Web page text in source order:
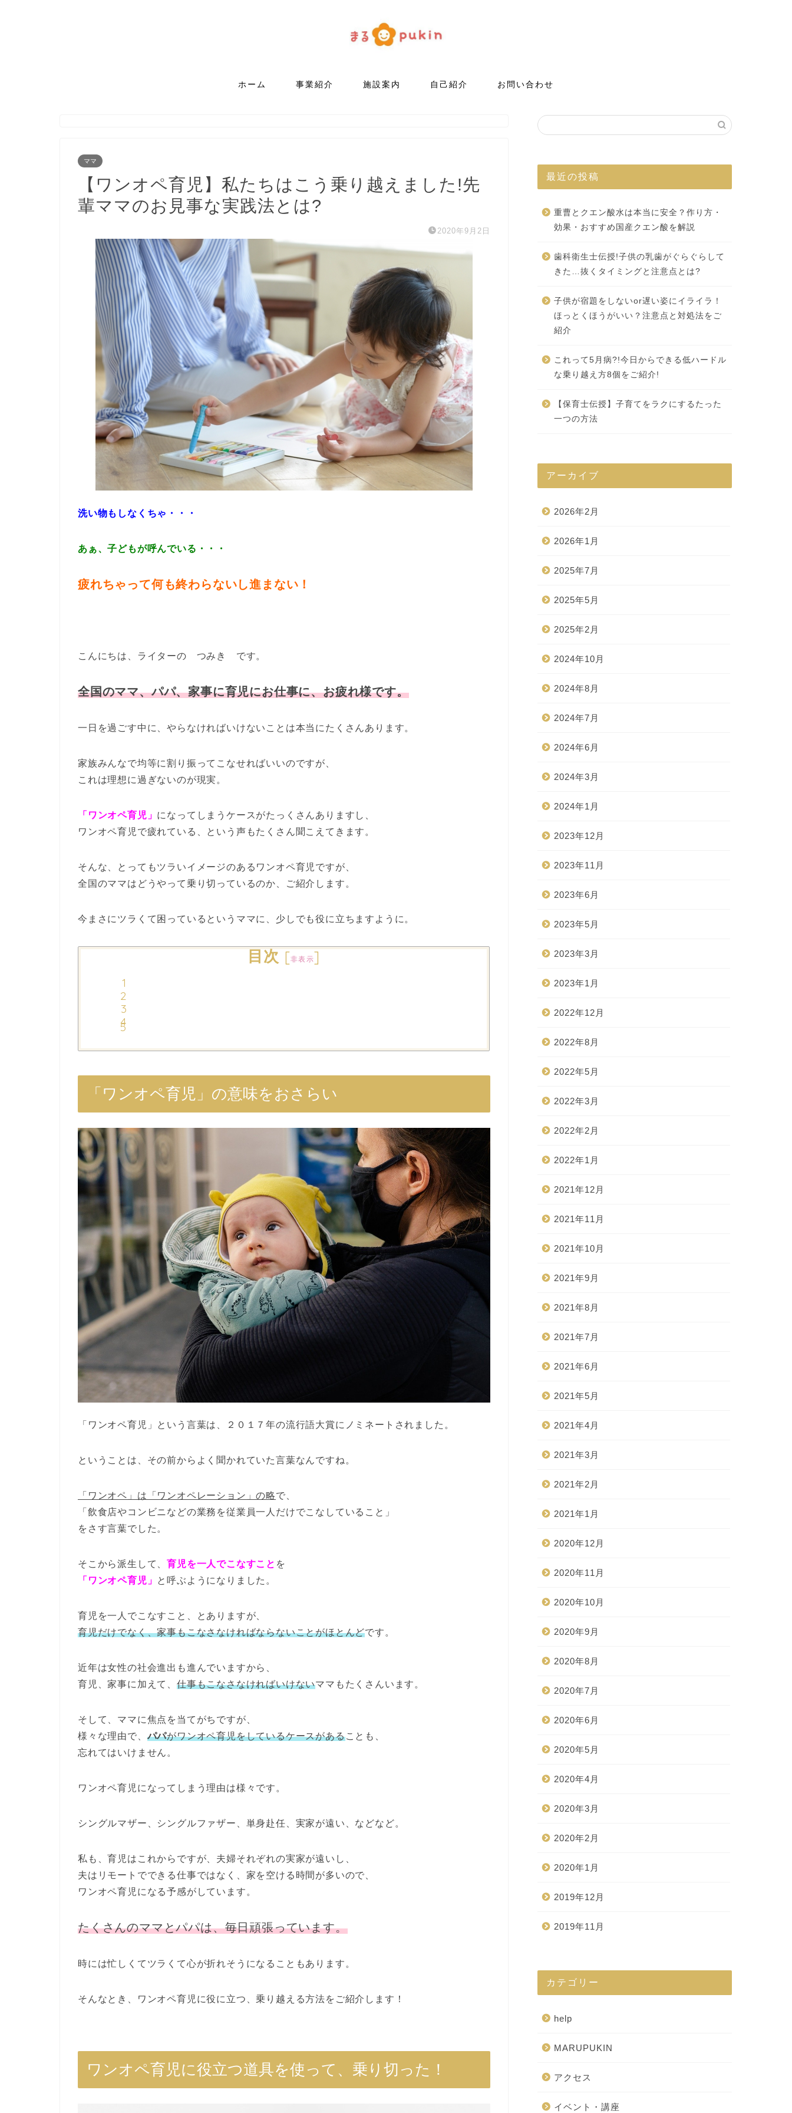
ホーム 事業紹介 施設案内 自己紹介 お問い合わせ
ママ
【ワンオペ育児】私たちはこう乗り越えました!先
輩ママのお見事な実践法とは?
2020年9月2日
洗い物もしなくちゃ・・・
あぁ、子どもが呼んでいる・・・
疲れちゃって何も終わらないし進まない！
こんにちは、ライターの つみき です。
全国のママ、パパ、家事に育児にお仕事に、お疲れ様です。
一日を過ごす中に、やらなければいけないことは本当にたくさんあります。
家族みんなで均等に割り振ってこなせればいいのですが、
これは理想に過ぎないのが現実。
「ワンオペ育児」 になってしまうケースがたっくさんありますし、
ワンオペ育児で疲れている、という声もたくさん聞こえてきます。
そんな、とってもツラいイメージのあるワンオペ育児ですが、
全国のママはどうやって乗り切っているのか、ご紹介します。
今まさにツラくて困っているというママに、少しでも役に立ちますように。
目次 [非表示]
「ワンオペ育児」の意味をおさらい
「ワンオペ育児」という言葉は、２０１７年の流行語大賞にノミネートされました。
ということは、その前からよく聞かれていた言葉なんですね。
「ワンオペ」は「ワンオペレーション」の略で、
「飲食店やコンビニなどの業務を従業員一人だけでこなしていること」
をさす言葉でした。
そこから派生して、育児を一人でこなすこと を
「ワンオペ育児」 と呼ぶようになりました。
育児を一人でこなすこと、とありますが、
育児だけでなく、家事もこなさなければならないことがほとんどです。
近年は女性の社会進出も進んでいますから、
育児、家事に加えて、 仕事もこなさなければいけないママもたくさんいます。
そして、ママに焦点を当てがちですが、
様々な理由で、 パパがワンオペ育児をしているケースがあることも、
忘れてはいけません。
ワンオペ育児になってしまう理由は様々です。
シングルマザー、シングルファザー、単身赴任、実家が遠い、などなど。
私も、育児はこれからですが、夫婦それぞれの実家が遠いし、
夫はリモートでできる仕事ではなく、家を空ける時間が多いので、
ワンオペ育児になる予感がしています。
たくさんのママとパパは、毎日頑張っています。
時には忙しくてツラくて心が折れそうになることもあります。
そんなとき、ワンオペ育児に役に立つ、乗り越える方法をご紹介します！
ワンオペ育児に役立つ道具を使って、乗り切った！
最近の投稿
重曹とクエン酸水は本当に安全？作り方・
効果・おすすめ国産クエン酸を解説
歯科衛生士伝授!子供の乳歯がぐらぐらして
きた…抜くタイミングと注意点とは?
子供が宿題をしないor遅い姿にイライラ！
ほっとくほうがいい？注意点と対処法をご
紹介
これって5月病?!今日からできる低ハードル
な乗り越え方8個をご紹介!
【保育士伝授】子育てをラクにするたった
一つの方法
アーカイブ
2026年2月
2026年1月
2025年7月
2025年5月
2025年2月
2024年10月
2024年8月
2024年7月
2024年6月
2024年3月
2024年1月
2023年12月
2023年11月
2023年6月
2023年5月
2023年3月
2023年1月
2022年12月
2022年8月
2022年5月
2022年3月
2022年2月
2022年1月
2021年12月
2021年11月
2021年10月
2021年9月
2021年8月
2021年7月
2021年6月
2021年5月
2021年4月
2021年3月
2021年2月
2021年1月
2020年12月
2020年11月
2020年10月
2020年9月
2020年8月
2020年7月
2020年6月
2020年5月
2020年4月
2020年3月
2020年2月
2020年1月
2019年12月
2019年11月
カテゴリー
help
MARUPUKIN
アクセス
イベント・講座